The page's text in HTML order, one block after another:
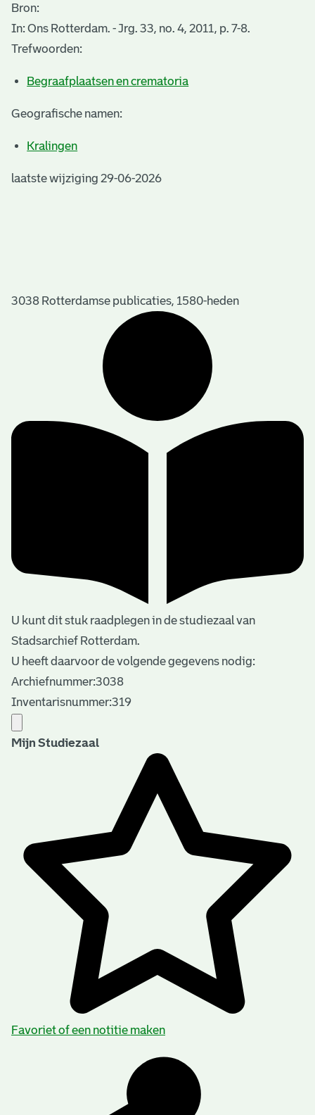
Bron:
In: Ons Rotterdam. - Jrg. 33, no. 4, 2011, p. 7-8.
Trefwoorden:
Begraafplaatsen en crematoria
Geografische namen:
Kralingen
laatste wijziging 29-06-2026
3038 Rotterdamse publicaties, 1580-heden
U kunt dit stuk raadplegen in de studiezaal van
Stadsarchief Rotterdam.
U heeft daarvoor de volgende gegevens nodig:
Archiefnummer:3038
Inventarisnummer:319
Mijn Studiezaal
Favoriet of een notitie maken